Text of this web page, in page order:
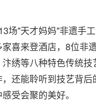
场"天才妈妈"非遗手
喜来登酒店，8位非
绣等八种特色传统技
还能聆听到技艺背后
受会聚的美好。